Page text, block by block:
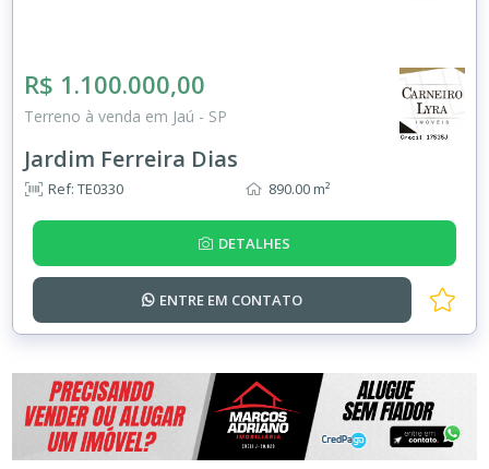
R$ 1.100.000,00
Terreno à venda em Jaú - SP
Jardim Ferreira Dias
Ref: TE0330 890.00 m²
DETALHES
ENTRE EM CONTATO